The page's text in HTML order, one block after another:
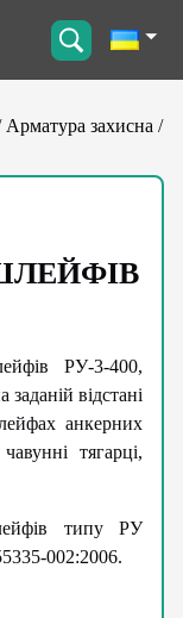
Арматура захисна /
РУ-3-400,
відстані
анкерних
тягарці,
типу РУ
002:2006.